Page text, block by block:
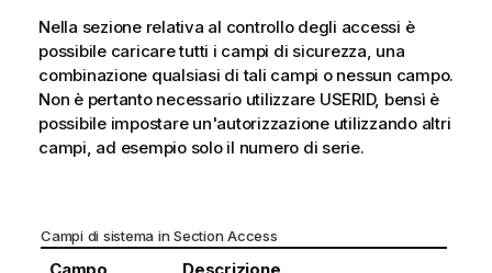
Nella sezione relativa al controllo degli accessi è
possibile caricare tutti i campi di sicurezza, una
combinazione qualsiasi di tali campi o nessun campo.
Non è pertanto necessario utilizzare USERID, bensì è
possibile impostare un'autorizzazione utilizzando altri
campi, ad esempio solo il numero di serie.
Campi di sistema in Section Access
Campo Descrizione